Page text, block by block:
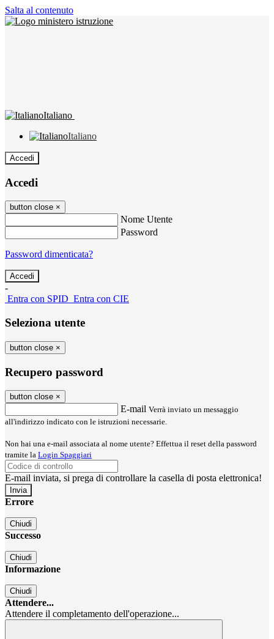
Salta al contenuto
Italiano
Italiano
Accedi
Accedi
button close ×
Nome Utente
Password
Password dimenticata?
-
Entra con SPID Entra con CIE
Seleziona utente
button close ×
Recupero password
button close ×
E-mail Verrà inviato un messaggio
all'indirizzo indicato con le istruzioni necessarie.
Non hai una e-mail associata al nome utente? Effettua il reset della password
tramite la Login Spaggiari
E-mail inviata, si prega di controllare la casella di posta elettronica!
Errore
Chiudi
Successo
Chiudi
Informazione
Chiudi
Attendere...
Attendere il completamento dell'operazione...